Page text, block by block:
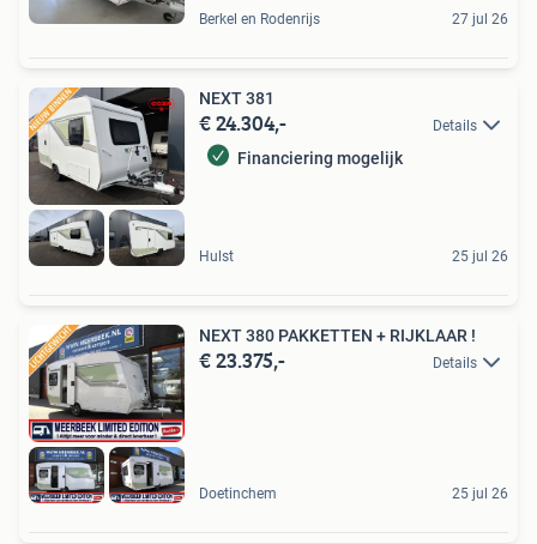
Berkel en Rodenrijs 27 jul 26
NEXT 381
€ 24.304,- Details
Financiering mogelijk
Hulst 25 jul 26
NEXT 380 PAKKETTEN + RIJKLAAR !
€ 23.375,- Details
Doetinchem 25 jul 26